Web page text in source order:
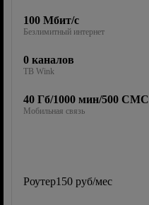
100 Мбит/с
Безлимитный интернет
0 каналов
ТВ Wink
40 Гб/1000 мин/500 СМС
Мобильная связь
Роутер150 руб/мес